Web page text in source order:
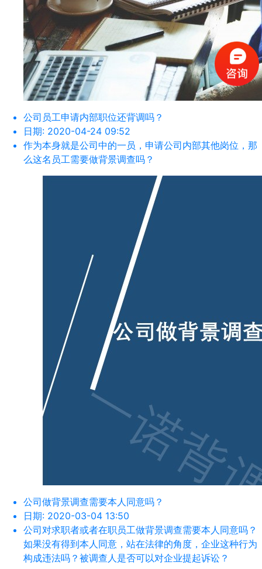
公司员工申请内部职位还背调吗？
日期: 2020-04-24 09:52
作为本身就是公司中的一员，申请公司内部其他岗位，那
么这名员工需要做背景调查吗？
公司做背景调查需要本人同意吗？
日期: 2020-03-04 13:50
公司对求职者或者在职员工做背景调查需要本人同意吗？
如果没有得到本人同意，站在法律的角度，企业这种行为
构成违法吗？被调查人是否可以对企业提起诉讼？